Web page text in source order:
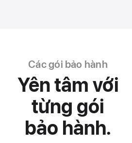
Các gói bảo hành
Yên tâm với
từng gói
bảo hành.